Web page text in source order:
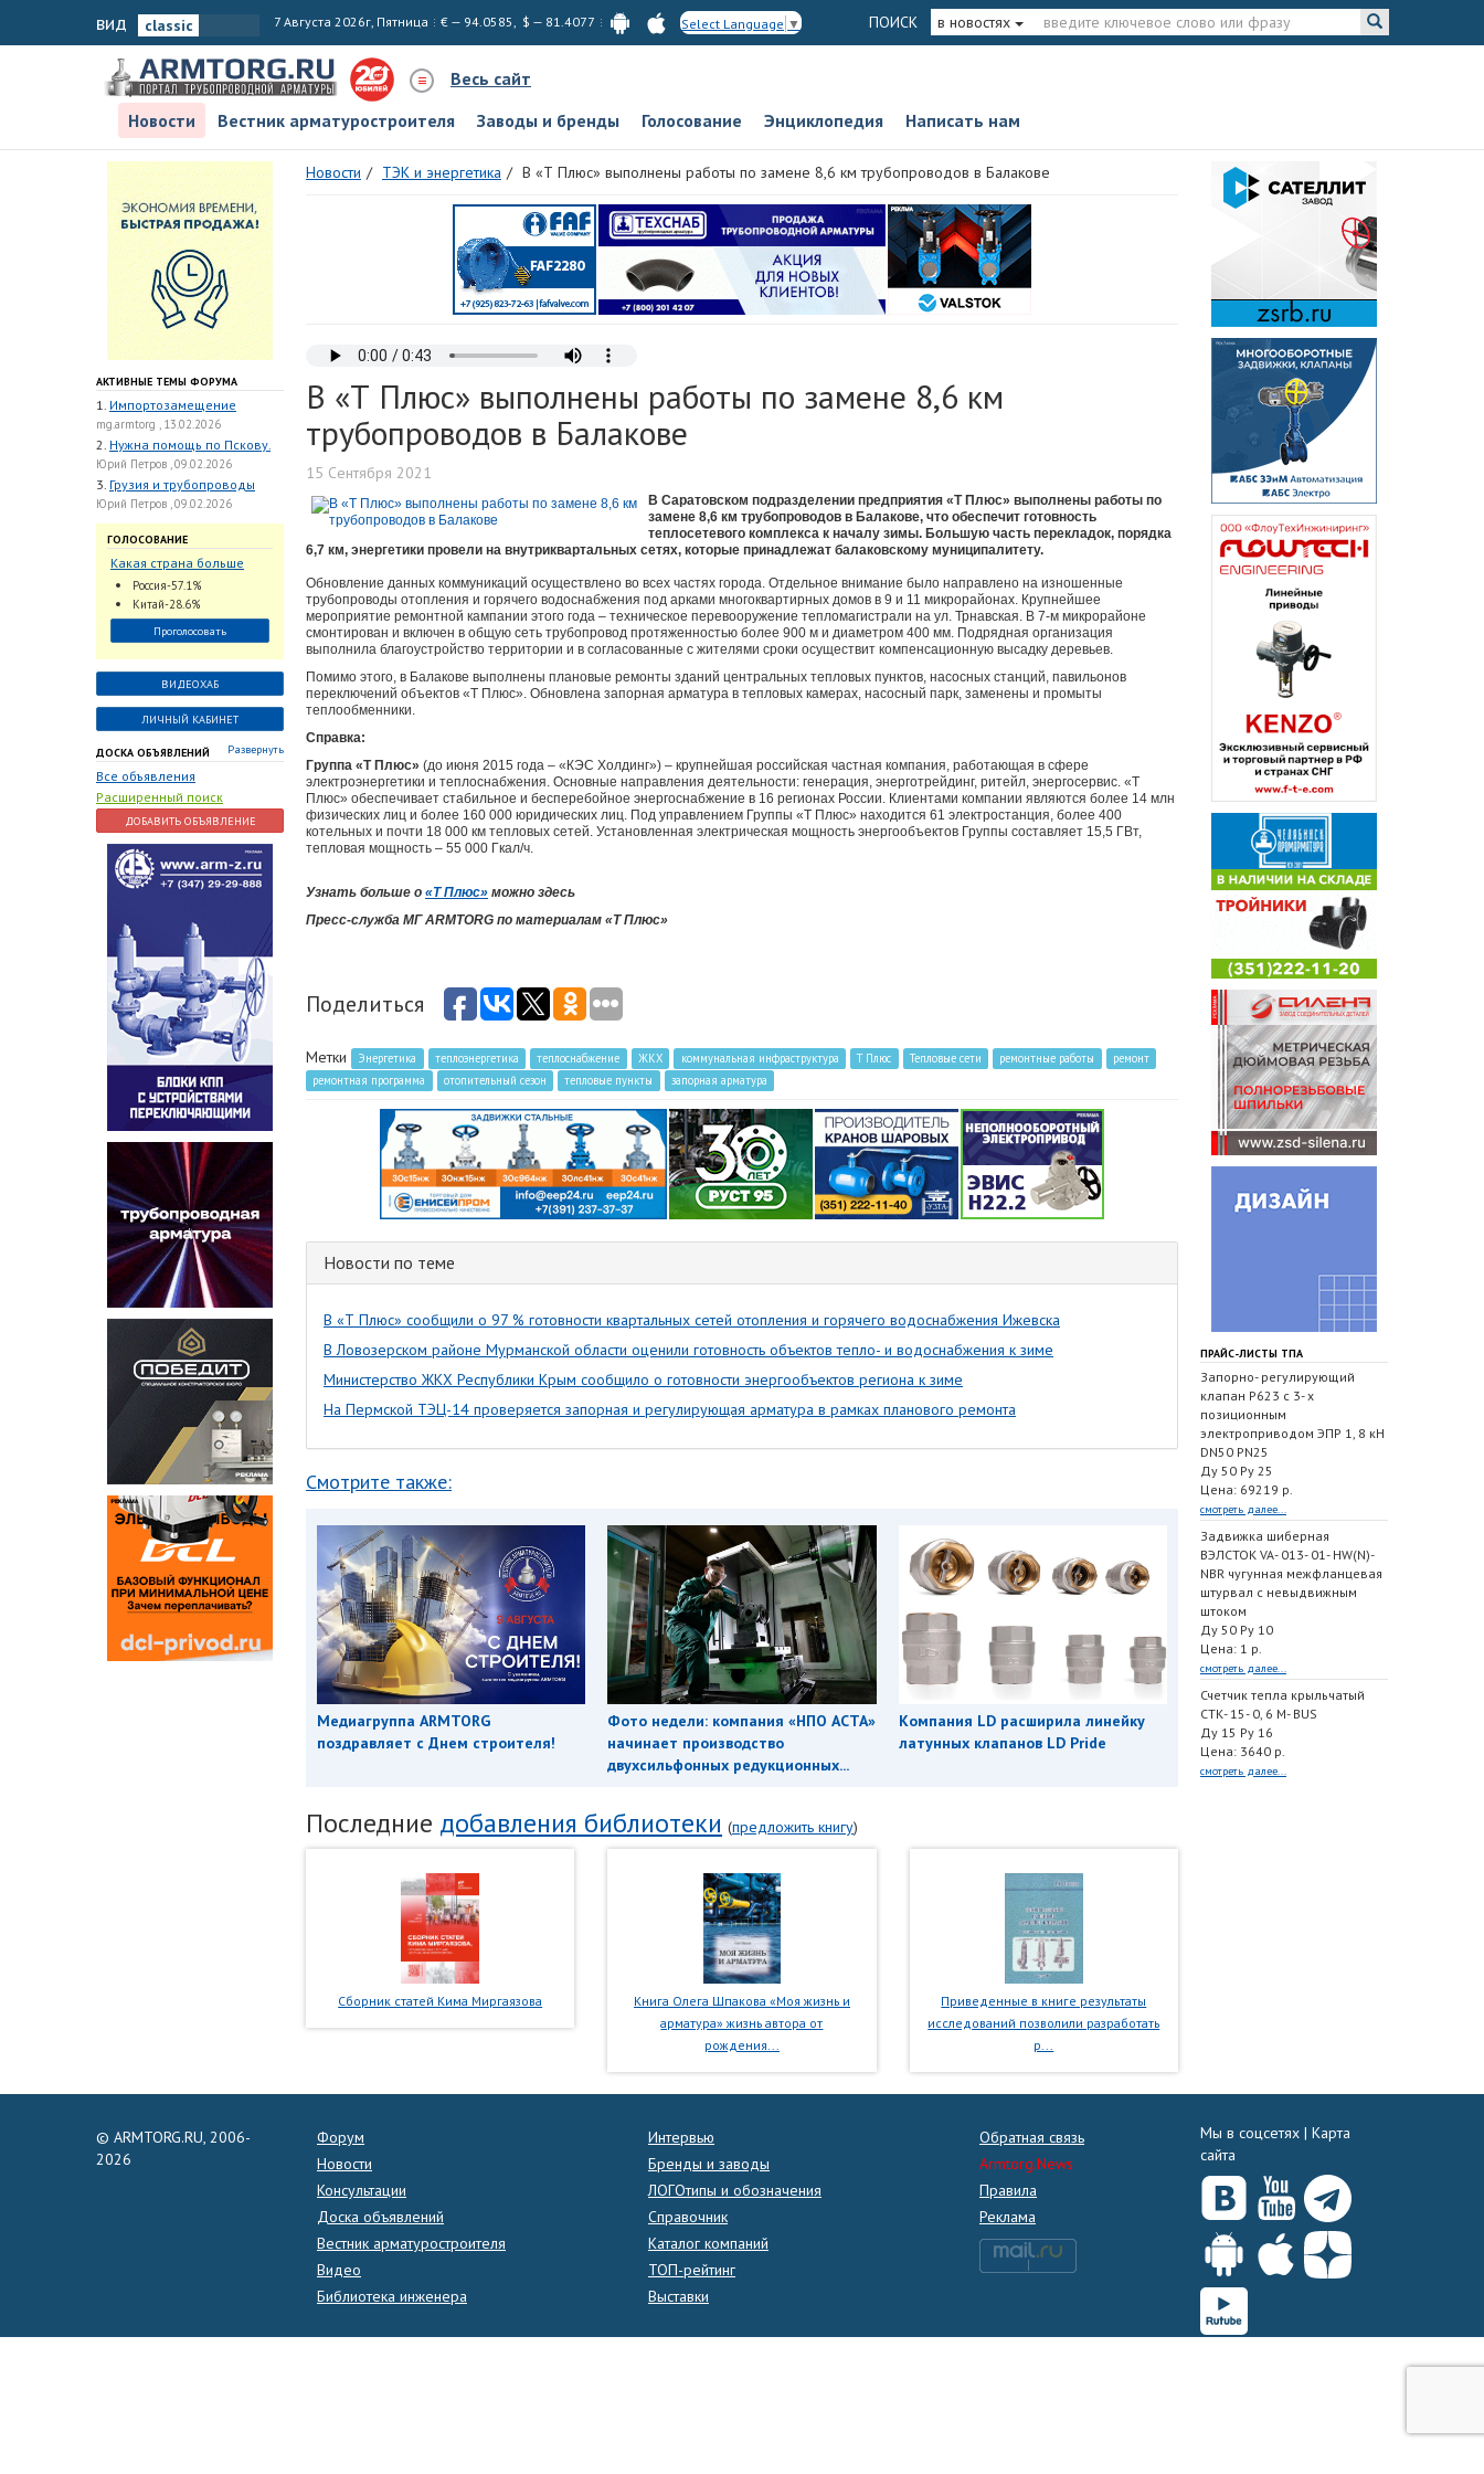
вид 7 Августа 2026г, Пятница € — 94.0585, $ — 81.4077 Select Language ▼ ПОИСК в новостях
Весь сайт
Новости
Вестник арматуростроителя Заводы и бренды Голосование Энциклопедия Написать нам
АКТИВНЫЕ ТЕМЫ ФОРУМА
1. Импортозамещение
mg.armtorg , 13.02.2026
2. Нужна помощь по Пскову.
Юрий Петров , 09.02.2026
3. Грузия и трубопроводы
Юрий Петров , 09.02.2026
ГОЛОСОВАНИЕ
Какая страна больше
всего поставляет
трубопроводную
арматуру в химическую
отрасль?
Россия-57.1%
Китай-28.6%
Проголосовать
ВИДЕОХАБ
ЛИЧНЫЙ КАБИНЕТ
ДОСКА ОБЪЯВЛЕНИЙ Развернуть
Все объявления
Расширенный поиск
ДОБАВИТЬ ОБЪЯВЛЕНИЕ
Новости ТЭК и энергетика В «Т Плюс» выполнены работы по замене 8,6 км трубопроводов в Балакове
В «Т Плюс» выполнены работы по замене 8,6 км
трубопроводов в Балакове
15 Сентября 2021
В Саратовском подразделении предприятия «Т Плюс» выполнены работы по
замене 8,6 км трубопроводов в Балакове, что обеспечит готовность
теплосетевого комплекса к началу зимы. Большую часть перекладок, порядка
6,7 км, энергетики провели на внутриквартальных сетях, которые принадлежат балаковскому муниципалитету.
Обновление данных коммуникаций осуществлено во всех частях города. Отдельное внимание было направлено на изношенные
трубопроводы отопления и горячего водоснабжения под арками многоквартирных домов в 9 и 11 микрорайонах. Крупнейшее
мероприятие ремонтной кампании этого года – техническое перевооружение тепломагистрали на ул. Трнавская. В 7-м микрорайоне
смонтирован и включен в общую сеть трубопровод протяженностью более 900 м и диаметром 400 мм. Подрядная организация
выполнила благоустройство территории и в согласованные с жителями сроки осуществит компенсационную высадку деревьев.
Помимо этого, в Балакове выполнены плановые ремонты зданий центральных тепловых пунктов, насосных станций, павильонов
переключений объектов «Т Плюс». Обновлена запорная арматура в тепловых камерах, насосный парк, заменены и промыты
теплообменники.
Справка:
Группа «Т Плюс» (до июня 2015 года ‒ «КЭС Холдинг») ‒ крупнейшая российская частная компания, работающая в сфере
электроэнергетики и теплоснабжения. Основные направления деятельности: генерация, энерготрейдинг, ритейл, энергосервис. «Т
Плюс» обеспечивает стабильное и бесперебойное энергоснабжение в 16 регионах России. Клиентами компании являются более 14 млн
физических лиц и более 160 000 юридических лиц. Под управлением Группы «Т Плюс» находится 61 электростанция, более 400
котельных и почти 18 000 км тепловых сетей. Установленная электрическая мощность энергообъектов Группы составляет 15,5 ГВт,
тепловая мощность – 55 000 Гкал/ч.
Узнать больше о «Т Плюс» можно здесь
Пресс-служба МГ ARMTORG по материалам «Т Плюс»
Поделиться
Метки Энергетика теплоэнергетика теплоснабжение ЖКХ коммунальная инфраструктура Т Плюс Тепловые сети ремонтные работы
ремонт
ремонтная программа
отопительный сезон тепловые пункты запорная арматура
Новости по теме
В «Т Плюс» сообщили о 97 % готовности квартальных сетей отопления и горячего водоснабжения Ижевска
В Ловозерском районе Мурманской области оценили готовность объектов тепло- и водоснабжения к зиме
Министерство ЖКХ Республики Крым сообщило о готовности энергообъектов региона к зиме
На Пермской ТЭЦ-14 проверяется запорная и регулирующая арматура в рамках планового ремонта
Смотрите также:
Медиагруппа ARMTORG
поздравляет с Днем строителя!
Фото недели: компания «НПО АСТА»
начинает производство
двухсильфонных редукционных...
Компания LD расширила линейку
латунных клапанов LD Pride
Последние добавления библиотеки (предложить книгу)
Сборник статей Кима Миргаязова
Книга Олега Шпакова «Моя жизнь и
арматура» жизнь автора от
рождения...
Приведенные в книге результаты
исследований позволили разработать
р...
ПРАЙС-ЛИСТЫ ТПА
Запорно- регулирующий
клапан Р623 с 3- х
позиционным
электроприводом ЭПР 1, 8 кН
DN50 PN25
Ду 50 Ру 25
Цена: 69219 р.
смотреть далее...
Задвижка шиберная
ВЭЛСТОК VA- 013- 01- HW(N)-
NBR чугунная межфланцевая
штурвал с невыдвижным
штоком
Ду 50 Ру 10
Цена: 1 р.
смотреть далее...
Счетчик тепла крыльчатый
СТК- 15- 0, 6 M- BUS
Ду 15 Ру 16
Цена: 3640 р.
смотреть далее...
© ARMTORG.RU, 2006-
2026
Форум
Новости
Консультации
Доска объявлений
Вестник арматуростроителя
Видео
Библиотека инженера
Интервью
Бренды и заводы
ЛОГОтипы и обозначения
Справочник
Каталог компаний
ТОП-рейтинг
Выставки
Обратная связь
Armtorg.News
Правила
Реклама
Мы в соцсетях | Карта
сайта